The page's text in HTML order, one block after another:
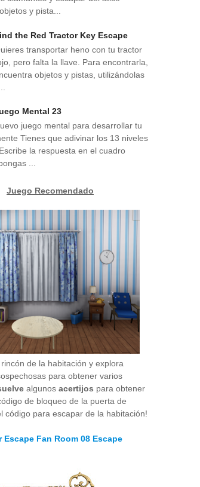
y pista...
the Red Tractor Key Escape
transportar heno con tu tractor
pero falta la llave. Para encontrarla,
objetos y pistas, utilizándolas
Mental 23
juego mental para desarrollar tu
Tienes que adivinar los 13 niveles
Escribe la respuesta en el cuadro
...
Juego Recomendado
de la habitación y explora
para obtener varios
algunos acertijos para obtener
de bloqueo de la puerta de
código para escapar de la habitación!
Escape Fan Room 08 Escape